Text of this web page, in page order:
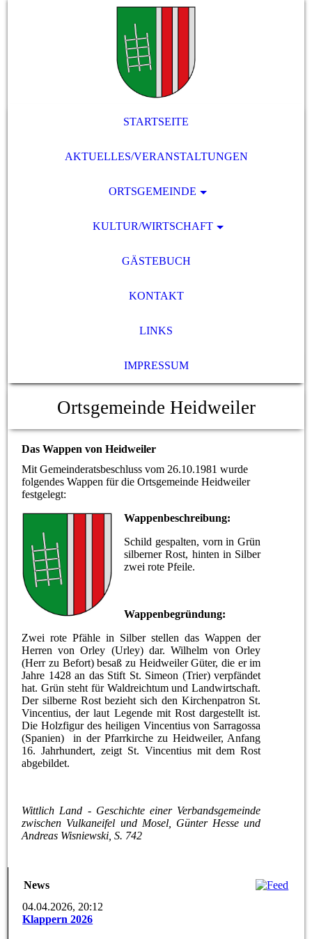
STARTSEITE
AKTUELLES/VERANSTALTUNGEN
ORTSGEMEINDE
KULTUR/WIRTSCHAFT
GÄSTEBUCH
KONTAKT
LINKS
IMPRESSUM
Ortsgemeinde Heidweiler
Das Wappen von Heidweiler
Mit Gemeinderatsbeschluss vom 26.10.1981 wurde
folgendes Wappen für die Ortsgemeinde Heidweiler
festgelegt:
Wappenbeschreibung:
Schild gespalten, vorn in Grün
silberner Rost, hinten in Silber
zwei rote Pfeile.
Wappenbegründung:
Zwei rote Pfähle in Silber stellen das Wappen der
Herren von Orley (Urley) dar. Wilhelm von Orley
(Herr zu Befort) besaß zu Heidweiler Güter, die er im
Jahre 1428 an das Stift St. Simeon (Trier) verpfändet
hat. Grün steht für Waldreichtum und Landwirtschaft.
Der silberne Rost bezieht sich den Kirchenpatron St.
Vincentius, der laut Legende mit Rost dargestellt ist.
Die Holzfigur des heiligen Vincentius von Sarragossa
(Spanien) in der Pfarrkirche zu Heidweiler, Anfang
16. Jahrhundert, zeigt St. Vincentius mit dem Rost
abgebildet.
Wittlich Land - Geschichte einer Verbandsgemeinde
zwischen Vulkaneifel und Mosel, Günter Hesse und
Andreas Wisniewski, S. 742
News
04.04.2026, 20:12
Klappern 2026